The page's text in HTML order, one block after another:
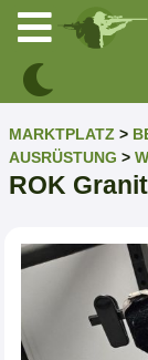
MARKTPLATZ >
AUSRÜSTUNG >
ROK